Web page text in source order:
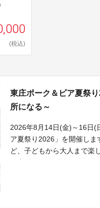
(税込)
東庄ポーク＆ビア夏祭
所になる～
2026年8月14日(金)～16日(
ア夏祭り2026」を開催し
ど、子どもから大人まで楽